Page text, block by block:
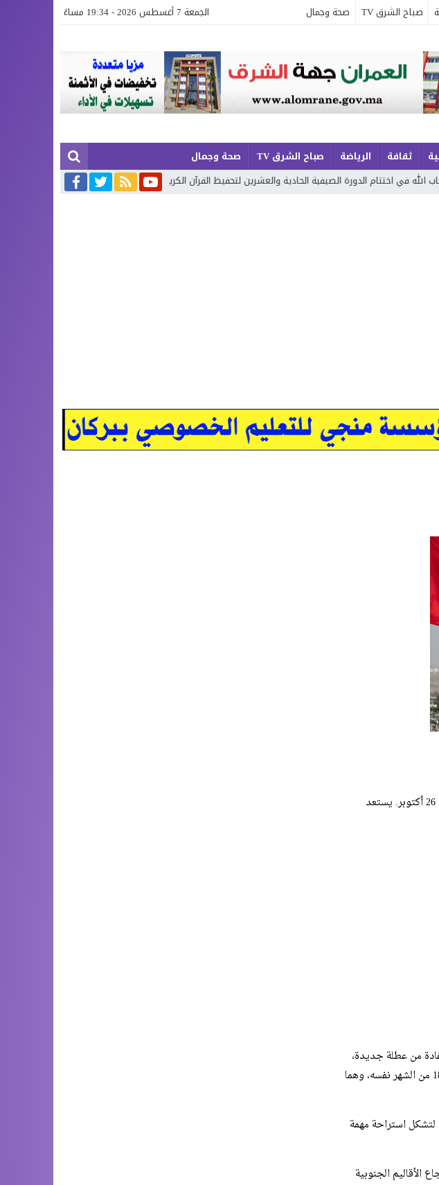
صباح الشرق TV صحة وجمال الجمعة 7 أغسطس 2026 - 19:34 مساءً
ثقافة الرياضة صباح الشرق TV
صحة وجمال
الدورة الصيفية الحادية والعشرين لتحفيظ القرآن الكريم بإقليم بركان إطلاق حصة إضافية من الدعم
بعد انقضاء عطلة الفترة البينية الأولى، التي امتدت لأسبوع كامل منذ الأحد 19 أكتوبر إلى غاية اليوم الأحد 26 أكتوبر. يستعد
من عطلة جديدة،
إذ يحل موعد ذكرى المسيرة الخضراء يوم الخميس 6 نونبر 2025،، تليها عطلة عيد الاستقلال يوم الثلاثاء 18 من الشهر نفسه، وهما
البينية الثانية، التي ستمتد من الأحد 7 دجنبر إلى غاية الأحد 14 دجنبر، لتشكل استراحة مهمة
الجنوبية